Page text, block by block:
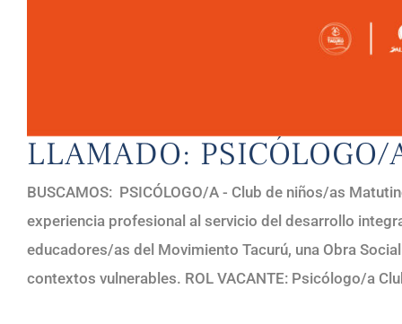
LLAMADO: PSICÓLOGO/
BUSCAMOS: PSICÓLOGO/A - Club de niños/as
experiencia profesional al servicio del desarrollo
educadores/as del Movimiento Tacurú, una Obra
contextos vulnerables. ROL VACANTE: Psicólogo/a